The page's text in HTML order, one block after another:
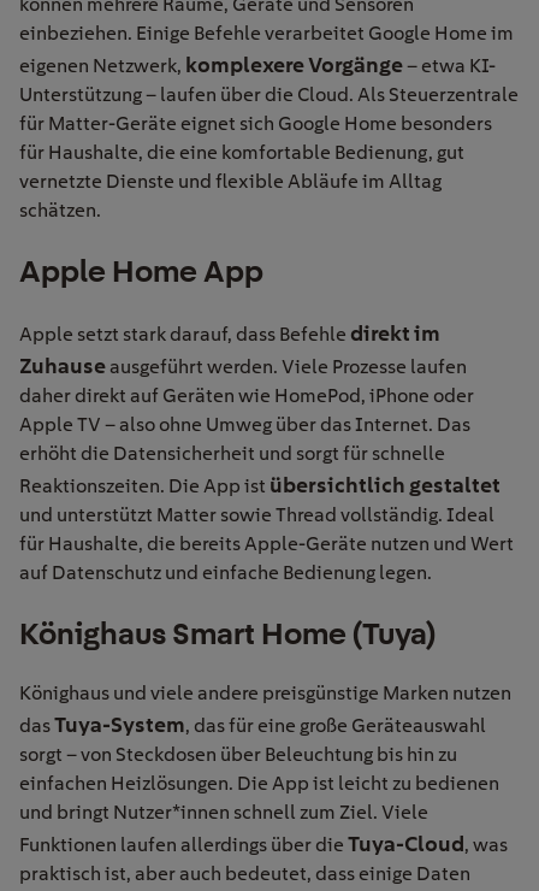
können mehrere Räume, Geräte und Sensoren
einbeziehen. Einige Befehle verarbeitet Google Home im
eigenen Netzwerk, komplexere Vorgänge– etwa KI-
Unterstützung – laufen über die Cloud. Als Steuerzentrale
für Matter-Geräte eignet sich Google Home besonders
für Haushalte, die eine komfortable Bedienung, gut
vernetzte Dienste und flexible Abläufe im Alltag
schätzen.
Apple Home App
Apple setzt stark darauf, dass Befehle direkt im
Zuhause ausgeführt werden. Viele Prozesse laufen
daher direkt auf Geräten wie HomePod, iPhone oder
Apple TV – also ohne Umweg über das Internet. Das
erhöht die Datensicherheit und sorgt für schnelle
Reaktionszeiten. Die App ist übersichtlich gestaltet
und unterstützt Matter sowie Thread vollständig. Ideal
für Haushalte, die bereits Apple-Geräte nutzen und Wert
auf Datenschutz und einfache Bedienung legen.
Könighaus Smart Home (Tuya)
Könighaus und viele andere preisgünstige Marken nutzen
dasTuya-System, das für eine große Geräteauswahl
sorgt – von Steckdosen über Beleuchtung bis hin zu
einfachen Heizlösungen. Die App ist leicht zu bedienen
und bringt Nutzer*innen schnell zum Ziel. Viele
Funktionen laufen allerdings über die Tuya-Cloud, was
praktisch ist, aber auch bedeutet, dass einige Daten